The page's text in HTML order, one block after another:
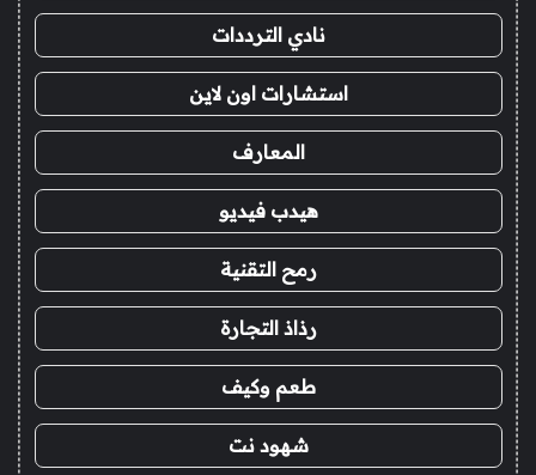
نادي الترددات
استشارات اون لاين
المعارف
هيدب فيديو
رمح التقنية
رذاذ التجارة
طعم وكيف
شهود نت